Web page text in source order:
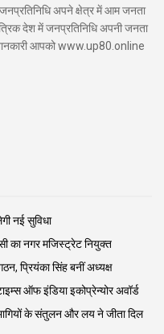
अपने क्षेत्र में आम जनता
देश में जनप्रतिनिधि अपनी जनता
आपको www.up80.online
नई सुविधा
का नगर मजिस्ट्रेट नियुक्त
प्रियंका सिंह बनीं अध्यक्ष
ऑफ इंडिया इकोप्रेन्योर अवॉर्ड
के संतुलन और लय ने जीता दिल